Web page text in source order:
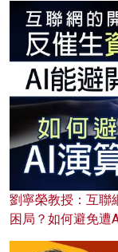
劉寧榮教授：互聯
困局？如何避免遭